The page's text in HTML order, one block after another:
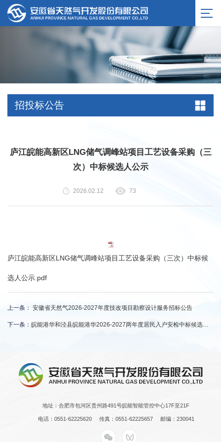
招投标公告
庐江皖能高新区LNG储气调峰站项目工艺设备采购（三
次）中标候选人公示
2026.02.12 73
庐江皖能高新区LNG储气调峰站项目工艺设备采购（三次）中标候
选人公示.pdf
上一条： 安徽省天然气2026-2027年度技改项目勘察设计服务招标公告
下一条： 皖能港华和泾县皖能港华2026-2027两年度居民入户安检中标候选人公示
地址：合肥市包河区贵州路491号皖能智能管控中心17F至21F
电话：0551-62225620 传真：0551-62225657 邮编：230041